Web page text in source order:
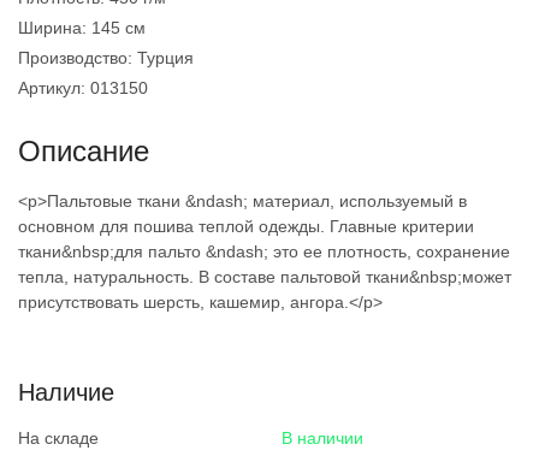
Ширина: 145 см
Производство: Турция
Артикул: 013150
Описание
<p>Пальтовые ткани &ndash; материал, используемый в
основном для пошива теплой одежды. Главные критерии
ткани&nbsp;для пальто &ndash; это ее плотность, сохранение
тепла, натуральность. В составе пальтовой ткани&nbsp;может
присутствовать шерсть, кашемир, ангора.</p>
Наличие
На складе В наличии